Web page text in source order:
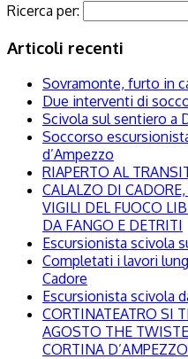
Ricerca per:
Articoli recenti
Sovramonte, furto in
Due interventi di
Scivola sul sentiero a
Soccorso
d’Ampezzo
RIAPERTO AL
CALALZO DI
VIGILI DEL FUOCO
DA FANGO E DETRITI
Escursionista scivola
Completati i lavori
Cadore
Escursionista scivola
CORTINATEATRO SI
AGOSTO THE
CORTINA D’AMPEZZO